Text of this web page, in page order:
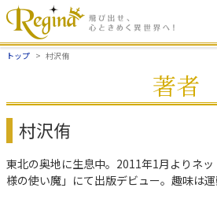
トップ 村沢侑
著者
村沢侑
東北の奥地に生息中。2011年1月よりネ
様の使い魔」にて出版デビュー。趣味は運